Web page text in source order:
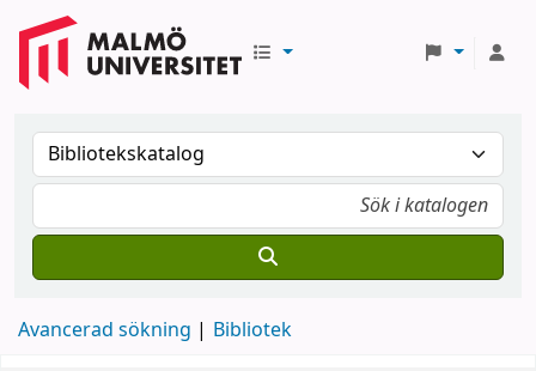
Avancerad sökning Bibliotek